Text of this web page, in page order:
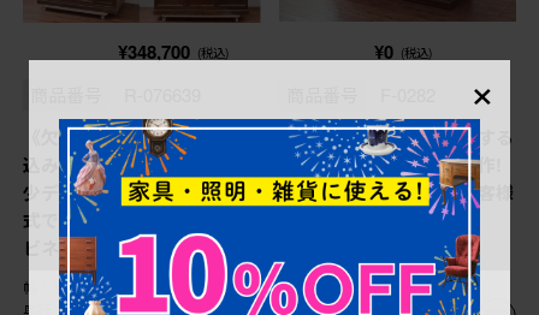
¥348,700 (税込)
《欠損した引き出しの製作費
込み》和製アンティーク 希
少デザイン!! ナラ材 対面
式でも使えるカウンターキャ
ビネット (R-076639)
幅：1,365㎜
奥行：700㎜
¥0 (税込)
軽井沢カフェ物件で使用する
レジカウンターを新規製作!
全体のデザインや色もお客様
幅：2,100㎜
奥行：680㎜
×